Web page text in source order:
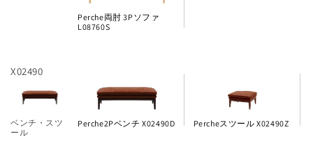
Perche両肘 3Pソファ
L08760S
X02490
ベンチ・スツ
ール
Perche2Pベンチ X02490D Percheスツール X02490Z